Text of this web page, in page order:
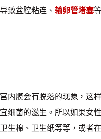
致盆腔粘连、输卵管堵塞
膜会有脱落的现象，这
细菌的滋生。所以如果女
生棉、卫生纸等等，或者